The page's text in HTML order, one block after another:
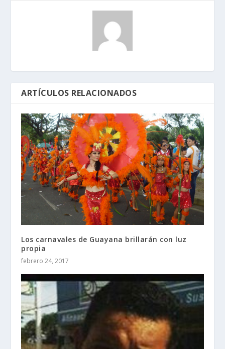
ARTÍCULOS RELACIONADOS
Los carnavales de Guayana brillarán con luz
propia
febrero 24, 2017